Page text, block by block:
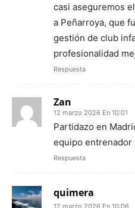
casi aseguremos
a Peñarroya, que
gestión de club
profesionalidad
Respuesta
Zan
12 marzo 2026 En 10:01
Partidazo en
equipo entrenador
Respuesta
quimera
12 marzo 2026 En 10:06